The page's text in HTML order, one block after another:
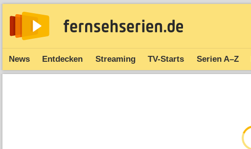
News Entdecken Streaming TV-Starts Serien A–Z